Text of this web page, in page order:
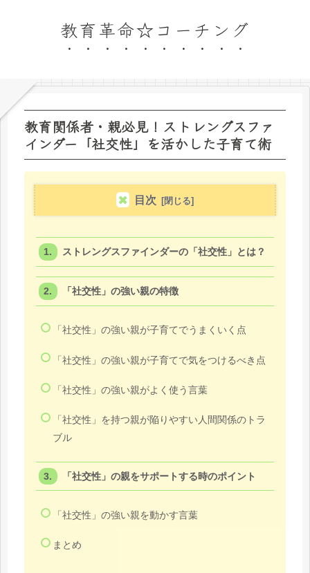
教育革命☆コーチング
教育関係者・親必見！ストレングスファ
インダー「社交性」を活かした子育て術
目次
ストレングスファインダーの「社交性」とは？
「社交性」の強い親の特徴
「社交性」の強い親が子育てでうまくいく点
「社交性」の強い親が子育てで気をつけるべき点
「社交性」の強い親がよく使う言葉
「社交性」を持つ親が陥りやすい人間関係のトラ
ブル
「社交性」の親をサポートする時のポイント
「社交性」の強い親を動かす言葉
まとめ